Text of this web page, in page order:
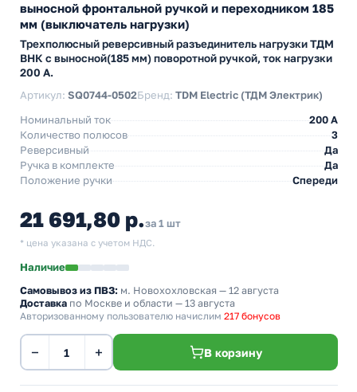
выносной фронтальной ручкой и переходником 185
мм (выключатель нагрузки)
Трехполюсный реверсивный разъединитель нагрузки ТДМ
ВНК с выносной(185 мм) поворотной ручкой, ток нагрузки
200 А.
Артикул: SQ0744-0502Бренд: TDM Electric (ТДМ Электрик)
Номинальный ток
200 A
Количество полюсов
3
Реверсивный
Да
Ручка в комплекте
Да
Положение ручки
Спереди
21 691,80 р.за 1 шт
* цена указана с учетом НДС.
Наличие
Самовывоз из ПВЗ: м. Новохохловская — 12 августа
Доставка по Москве и области — 13 августа
Авторизованному пользователю начислим 217 бонусов
− + В корзину